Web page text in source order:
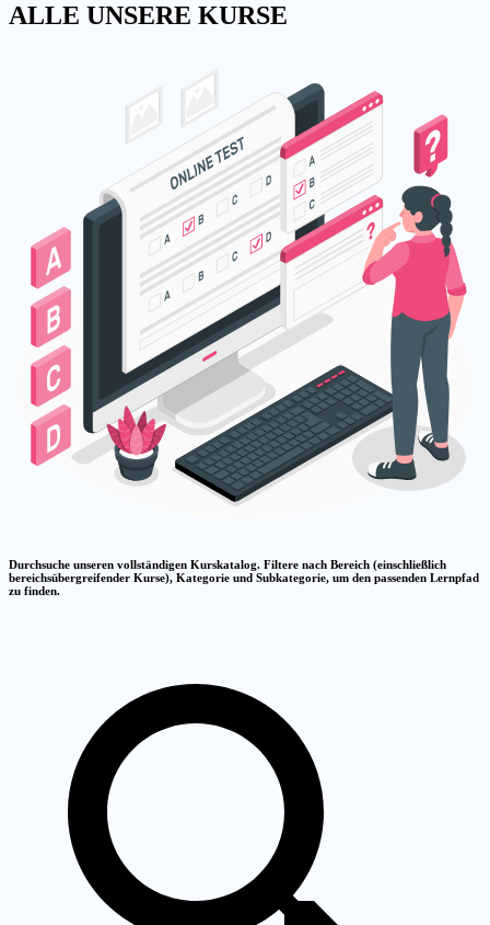
ALLE UNSERE KURSE
Durchsuche unseren vollständigen Kurskatalog. Filtere nach Bereich (einschließlich
bereichsübergreifender Kurse), Kategorie und Subkategorie, um den passenden Lernpfad
zu finden.